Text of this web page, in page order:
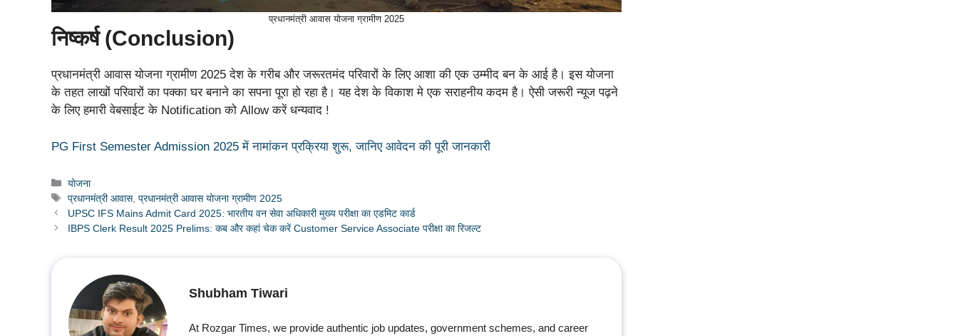
प्रधानमंत्री आवास योजना ग्रामीण 2025
निष्कर्ष (Conclusion)
प्रधानमंत्री आवास योजना ग्रामीण 2025 देश के गरीब और जरूरतमंद परिवारों के लिए आशा की एक उम्मीद बन के आई है। इस योजना
के तहत लाखों परिवारों का पक्का घर बनाने का सपना पूरा हो रहा है। यह देश के विकाश मे एक सराहनीय कदम है। ऐसी जरूरी न्यूज पढ़ने
के लिए हमारी वेबसाईट के Notification को Allow करें धन्यवाद !
PG First Semester Admission 2025 में नामांकन प्रक्रिया शुरू, जानिए आवेदन की पूरी जानकारी
Categories
योजना
Tags
प्रधानमंत्री आवास,प्रधानमंत्री आवास योजना ग्रामीण 2025
UPSC IFS Mains Admit Card 2025: भारतीय वन सेवा अधिकारी मुख्य परीक्षा का एडमिट कार्ड
IBPS Clerk Result 2025 Prelims: कब और कहां चेक करें Customer Service Associate परीक्षा का रिजल्ट
Shubham Tiwari
At Rozgar Times, we provide authentic job updates, government schemes, and career